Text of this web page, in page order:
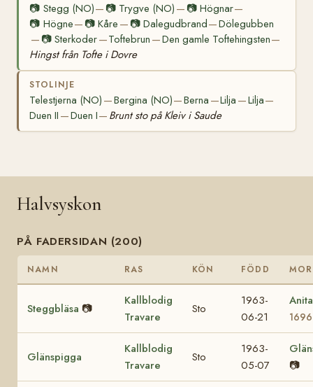
📷 Stegg (NO)— 📷 Trygve (NO) — 📷 Högnar—
📷 Högne— 📷Kåre — 📷 Dalegudbrand—Dölegubben
— 📷Sterkoder—Toftebrun —Den gamle Toftehingsten—
Hingst från Tofte i Dovre
STOLINJE
Telestjerna (NO) —Bergina (NO)—Berna —Lilja —Lilja—
Duen II —Duen I— Brunt sto på Kleiv i Saude
Halvsyskon
PÅ FADERSIDAN (200)
NAMN RAS KÖN FÖDD MOR
Steggbläsa 📷
Kallblodig
Travare
Sto
1963-
06-21
1696
Glänspigga
Kallblodig
Travare
Sto
1963-
05-07
📷